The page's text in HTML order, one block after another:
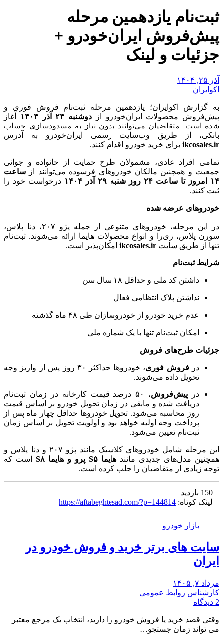
ثبت‌نام یازدهمین مرحله
پیش‌فروش ایران‌خودرو +
جزئیات و لینک
آذر ۲۵, ۱۴۰۴
اکوایران
به گزارش اکوایران؛ یازدهمین مرحله ثبت‌نام فروش فوری و
پیش‌فروش محصولات ایران‌خودرو از دوشنبه ۲۴ آذر ۱۴۰۴
آغاز
شده است. متقاضیان می‌توانند بدون نیاز به مسدودسازی حساب
بانکی، از طریق وب‌سایت رسمی ایران‌خودرو به آدرس
ikcosales.ir برای خرید خودرو اقدام کنند.
تمامی افراد عادی، مشمولان طرح حمایت از خانواده و جوانی
جمعیت و همچنین مالکان خودروهای فرسوده می‌توانند از ساعت
۱۴ امروز تا ساعت ۲۴ روز شنبه ۲۹ آذر ۱۴۰۴
درخواست خود را
ثبت کنند.
خودروهای عرضه شده
در این مرحله، خودروهای متنوعی از جمله پژو ۲۰۷، دنا پلاس،
سورن پلاس، ری‌را و انواع محصولات هایما ارائه می‌شوند. ثبت‌نام
تنها از طریق سایت ikcosales.ir امکان‌پذیر است.
شرایط ثبت‌نام
داشتن کد ملی و حداقل ۱۸ سال سن
نداشتن پلاک انتظامی فعال
عدم خرید خودرو از خودروسازان طی ۴۸ ماه گذشته
امکان ثبت‌نام تنها با یک شماره ملی
جزئیات طرح‌های فروش
درفروش فوری
، خودروها حداکثر ۳۰ روز پس از واریز وجه
تحویل داده می‌شوند.
در پیش‌فروش
، ۵۰ درصد قیمت کارخانه در زمان ثبت‌نام
دریافت شده و مابقی در زمان تحویل خودرو بر اساس قیمت
روز محاسبه می‌شود. تحویل خودروها حداقل چهار ماه پس از
پرداخت وجه اولیه خواهد بود و اولویت تحویل بر اساس زمان
ثبت‌نام تعیین می‌شود.
این مرحله شامل خودروهای کلاسیک مانند پژو ۲۰۷ و دنا پلاس و
همچنین مدل‌های جدیدی مانند هایما S۵ پرو و هایما S۸
است که
توجه زیادی از متقاضیان را جلب کرده است.
150 بازدید
لینک کوتاه: https://aftabeghtesad.com/?p=144814
بازار خودرو
سایت های برتر خرید و فروش خودرو در
ایران
مرداد ۷, ۱۴۰۵
کارشناس روابط عمومی
2 دیدگاه
وقتی قصد خرید یا فروش خودرو را دارید، انتخاب یک مرجع معتبر
می تواند زمان جستجو…